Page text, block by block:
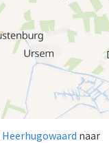
Heerhugowaard naar